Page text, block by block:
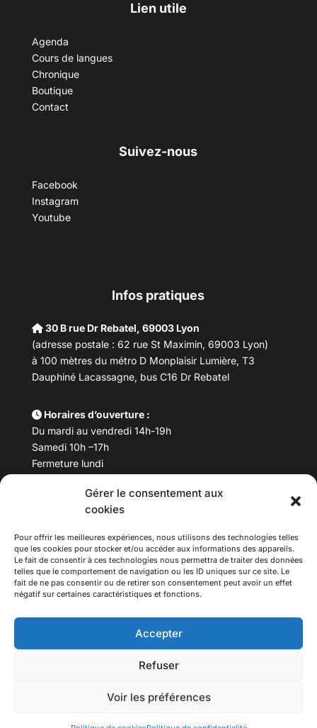
Gérer le consentement aux
cookies
Pour offrir les meilleures expériences, nous utilisons des technologies telles
que les cookies pour stocker et/ou accéder aux informations des appareils.
Le fait de consentir à ces technologies nous permettra de traiter des données
telles que le comportement de navigation ou les ID uniques sur ce site. Le
fait de ne pas consentir ou de retirer son consentement peut avoir un effet
négatif sur certaines caractéristiques et fonctions.
Accepter
Refuser
Voir les préférences
Lien utile
Agenda
Cours de langues
Chronique
Boutique
Contact
Suivez-nous
Facebook
Instagram
Youtube
Infos pratiques
30 B rue Dr Rebatel, 69003 Lyon
(adresse postale : 62 rue St Maximin, 69003 Lyon)
à 100 mètres du métro D Monplaisir Lumière, T3
Dauphiné Lacassagne, bus C16 Dr Rebatel
Horaires d’ouverture :
Du mardi au vendredi 14h-19h
Samedi 10h –17h
Fermeture lundi
Téléphone : 04 78 53 06 40
maisondesculturesasiatiques@asiexpo.com
Tous droits réservés.